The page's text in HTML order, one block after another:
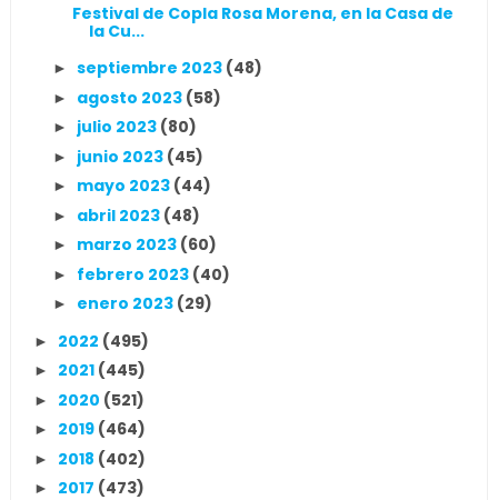
Festival de Copla Rosa Morena, en la Casa de
la Cu...
► septiembre 2023 (48)
► agosto 2023 (58)
► julio 2023 (80)
► junio 2023 (45)
► mayo 2023 (44)
► abril 2023 (48)
► marzo 2023 (60)
► febrero 2023 (40)
► enero 2023 (29)
► 2022 (495)
► 2021 (445)
► 2020 (521)
► 2019 (464)
► 2018 (402)
► 2017 (473)